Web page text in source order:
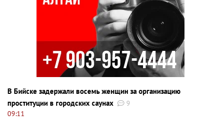
В Бийске задержали восемь женщин за организацию
проституции в городских саунах
9
09:11